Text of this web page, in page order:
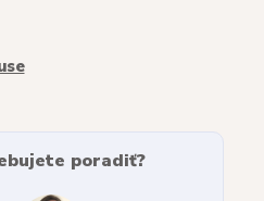
poradiť?